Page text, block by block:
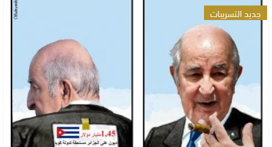
جديد التسريبات